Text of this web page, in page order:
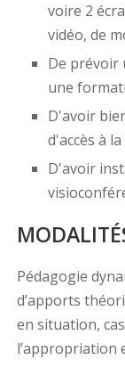
voire 2
vidéo, de
De prévoir
une
D'avoir
d'accès à
D'avoir
Pédagogie
d’apports
en situation,
l’appropriation